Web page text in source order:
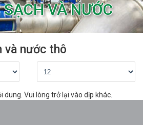
VÀ NƯỚC
và nước thô
dung. Vui lòng trở lại vào dịp khác.